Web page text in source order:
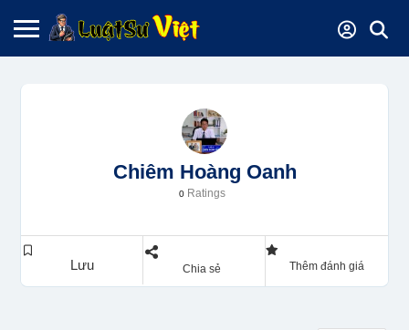
Chiêm Hoàng Oanh
0Ratings
Lưu Chia sẻ Thêm đánh giá